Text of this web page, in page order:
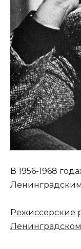
В 1956-1968
Режиссерские